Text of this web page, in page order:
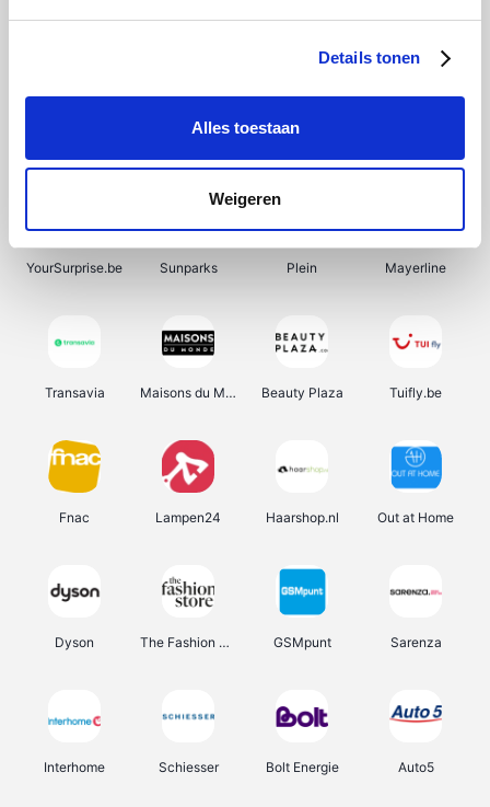
Details tonen
Alles toestaan
Weigeren
SupraBazar Shein Bergfreunde Smartwatchbanden
YourSurprise.be Sunparks Plein Mayerline
Transavia Maisons du Monde Beauty Plaza Tuifly.be
Fnac Lampen24 Haarshop.nl Out at Home
Dyson The Fashion Store GSMpunt Sarenza
Interhome Schiesser Bolt Energie Auto5